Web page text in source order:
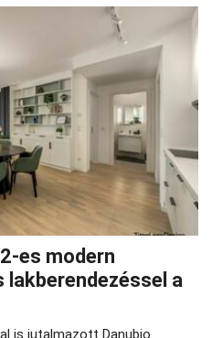
es modern
lakberendezéssel a
is jutalmazott Danubio